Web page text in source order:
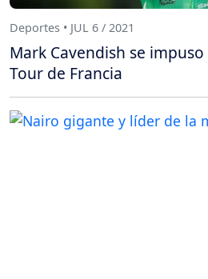
Deportes • JUL 6 / 2021
Mark Cavendish se
Tour de Francia